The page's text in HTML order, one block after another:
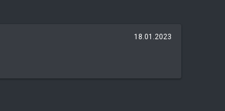
18.01.2023